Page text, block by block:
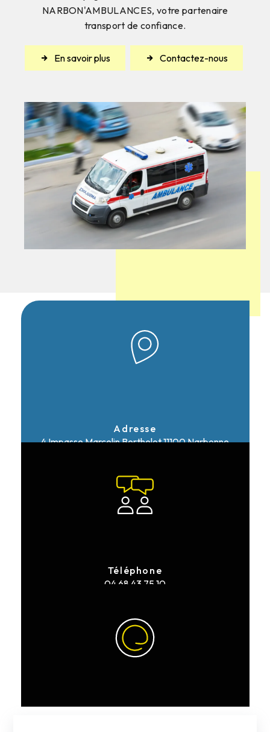
NARBON'AMBULANCES, votre partenaire
transport de confiance.
En savoir plus Contactez-nous
Adresse
4 Impasse Marcelin Berthelot11100 Narbonne
Téléphone
04 68 43 75 10